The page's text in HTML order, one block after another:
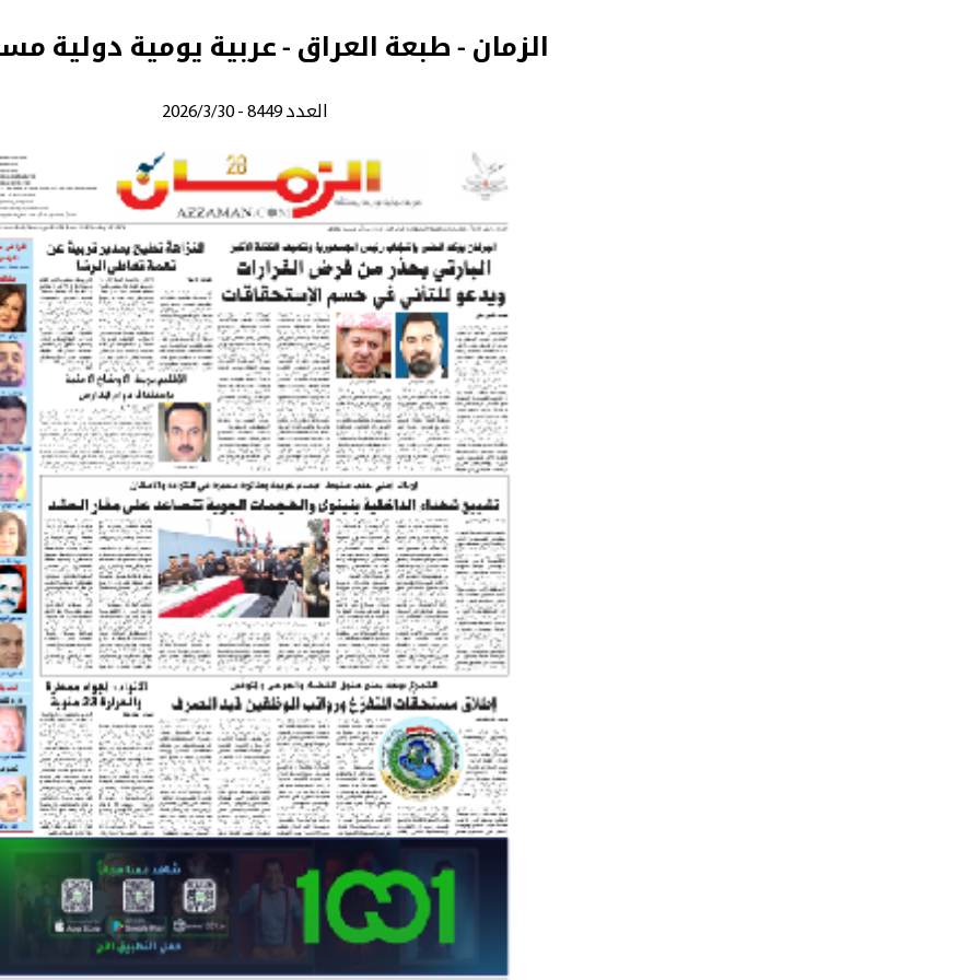
الزمان - طبعة العراق - عربية يومية دولية
العدد 8449 - 2026/3/30